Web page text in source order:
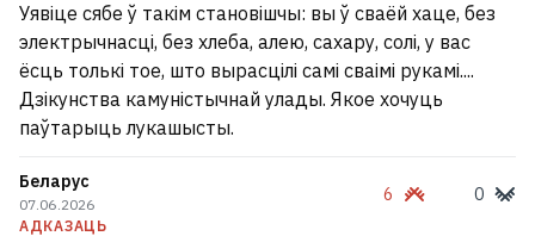
Уявіце сябе ў такім становішчы: вы ў сваёй хаце, без
электрычнасці, без хлеба, алею, сахару, солі, у вас
ёсць толькі тое, што вырасцілі самі сваімі рукамі....
Дзікунства камуністычнай улады. Якое хочуць
паўтарыць лукашысты.
Беларус
07.06.2026
АДКАЗАЦЬ
6 0